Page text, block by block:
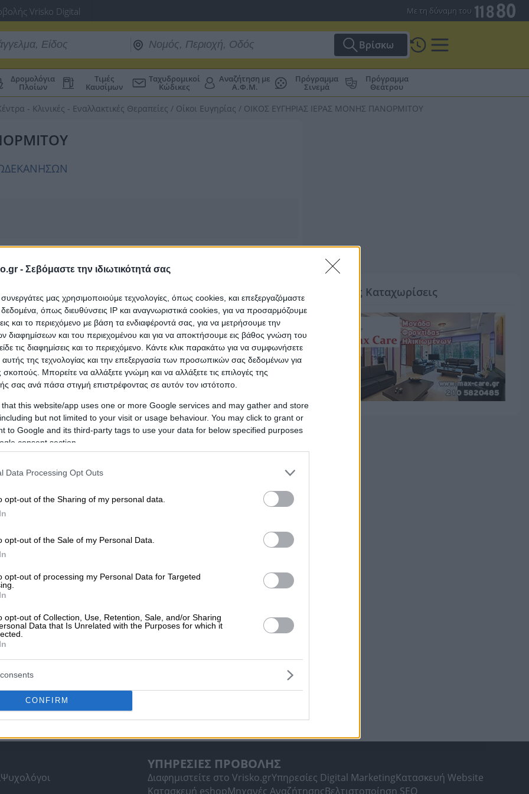
- Σεβόμαστε την ιδιωτικότητά σας
συνεργάτες μας χρησιμοποιούμε τεχνολογίες, όπως cookies, και επεξεργαζόμαστε
όπως διευθύνσεις IP και αναγνωριστικά cookies, για να προσαρμόζουμε
και το περιεχόμενο με βάση τα ενδιαφέροντά σας, για να μετρήσουμε την
διαφημίσεων και του περιεχομένου και για να αποκτήσουμε εις βάθος γνώση του
τις διαφημίσεις και το περιεχόμενο. Κάντε κλικ παρακάτω για να συμφωνήσετε
της τεχνολογίας και την επεξεργασία των προσωπικών σας δεδομένων για
Μπορείτε να αλλάξετε γνώμη και να αλλάξετε τις επιλογές της
σας ανά πάσα στιγμή επιστρέφοντας σε αυτόν τον ιστότοπο.
that this website/app uses one or more Google services and may gather and store
but not limited to your visit or usage behaviour. You may click to grant or
to Google and its third-party tags to use your data for below specified purposes
consent section.
Data Processing Opt Outs
opt-out of the Sharing of my personal data.
opt-out of the Sale of my Personal Data.
opt-out of processing my Personal Data for Targeted
opt-out of Collection, Use, Retention, Sale, and/or Sharing
Data that Is Unrelated with the Purposes for which it
CONFIRM
Vrisko Digital Με τη δύναμη του
Βρίσκω
Δρομολόγια
Πλοίων
Τιμές
Καυσίμων
Ταχυδρομικοί
Κώδικες
Αναζήτηση με
Α.Φ.Μ.
Πρόγραμμα
Σινεμά
Πρόγραμμα
Θεάτρου
- Κλινικές - Εναλλακτικές Θεραπείες / Οίκοι Ευγηρίας / ΟΙΚΟΣ ΕΥΓΗΡΙΑΣ ΙΕΡΑΣ ΜΟΝΗΣ ΠΑΝΟΡΜΙΤΟΥ
ΙΕΡΑΣ ΜΟΝΗΣ ΠΑΝΟΡΜΙΤΟΥπου ανήκει στην
Ρόδος;
ακόμα αξιολογήσεις
Γίνετε ο πρώτος που θα μοιραστεί την εμπειρία
επιλογή!
Ειδικές Καταχωρίσεις
Ψυχολόγοι
ΥΠΗΡΕΣΙΕΣ ΠΡΟΒΟΛΗΣ
Διαφημιστείτε στο Vrisko.grΥπηρεσίες Digital MarketingΚατασκευή Website
Κατασκευή eshopΜηχανές ΑναζήτησηςΒελτιστοποίηση SEO